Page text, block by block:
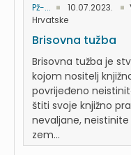
Pž-... 10.07.2023.
Hrvatske
Brisovna tužba
Brisovna tužba je
kojom nositelj
povrijeđeno
štiti svoje knjižno
nevaljane,
zem...